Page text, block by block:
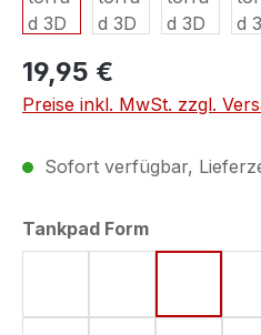
19,95 €
Preise inkl. MwSt. zzgl.
Sofort verfügbar,
Tankpad Formauswählen